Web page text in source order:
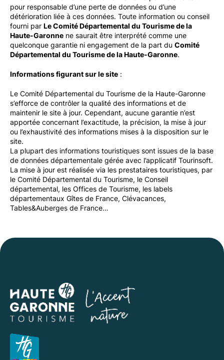
pour responsable d’une perte de données ou d’une
détérioration liée à ces données. Toute information ou conseil
fourni par Le Comité Départemental du Tourisme de la
Haute-Garonne ne saurait être interprété comme une
quelconque garantie ni engagement de la part du Comité
Départemental du Tourisme de la Haute-Garonne.
Informations figurant sur le site :
Le Comité Départemental du Tourisme de la Haute-Garonne
s’efforce de contrôler la qualité des informations et de
maintenir le site à jour. Cependant, aucune garantie n’est
apportée concernant l’exactitude, la précision, la mise à jour
ou l’exhaustivité des informations mises à la disposition sur le
site.
La plupart des informations touristiques sont issues de la base
de données départementale gérée avec l’applicatif Tourinsoft.
La mise à jour est réalisée via les prestataires touristiques, par
le Comité Départemental du Tourisme, le Conseil
départemental, les Offices de Tourisme, les labels
départementaux Gîtes de France, Clévacances,
Tables&Auberges de France…